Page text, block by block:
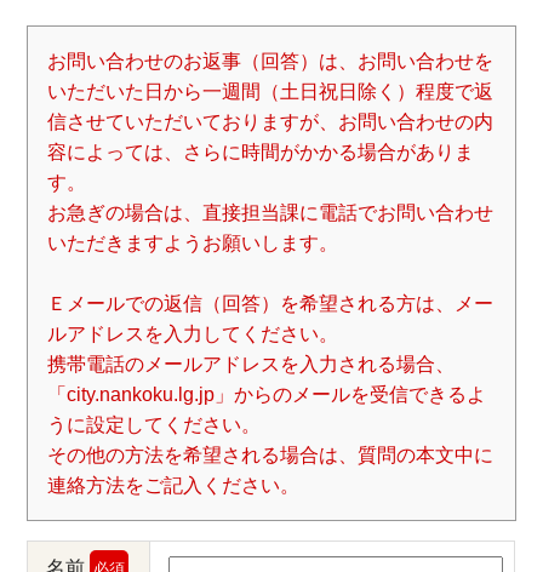
お問い合わせのお返事（回答）は、お問い合わせを
いただいた日から一週間（土日祝日除く）程度で返
信させていただいておりますが、お問い合わせの内
容によっては、さらに時間がかかる場合がありま
す。
お急ぎの場合は、直接担当課に電話でお問い合わせ
いただきますようお願いします。
Ｅメールでの返信（回答）を希望される方は、メー
ルアドレスを入力してください。
携帯電話のメールアドレスを入力される場合、
「city.nankoku.lg.jp」からのメールを受信できるよ
うに設定してください。
その他の方法を希望される場合は、質問の本文中に
連絡方法をご記入ください。
名前